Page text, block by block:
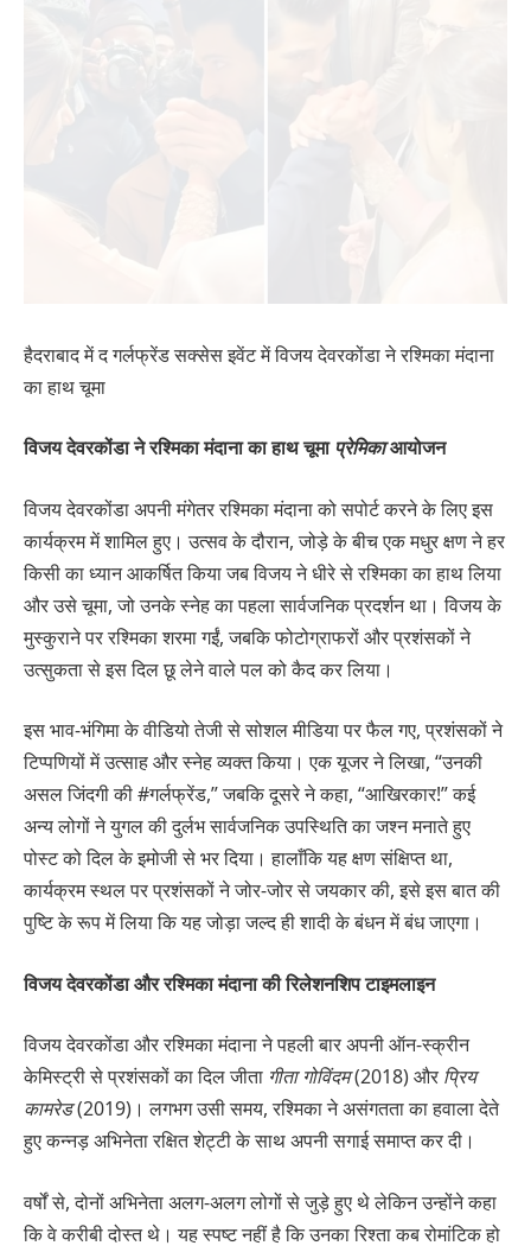
हैदराबाद में द गर्लफ्रेंड सक्सेस इवेंट में विजय देवरकोंडा ने रश्मिका मंदाना
का हाथ चूमा
विजय देवरकोंडा ने रश्मिका मंदाना का हाथ चूमा प्रेमिकाआयोजन
विजय देवरकोंडा अपनी मंगेतर रश्मिका मंदाना को सपोर्ट करने के लिए इस
कार्यक्रम में शामिल हुए। उत्सव के दौरान, जोड़े के बीच एक मधुर क्षण ने हर
किसी का ध्यान आकर्षित किया जब विजय ने धीरे से रश्मिका का हाथ लिया
और उसे चूमा, जो उनके स्नेह का पहला सार्वजनिक प्रदर्शन था। विजय के
मुस्कुराने पर रश्मिका शरमा गईं, जबकि फोटोग्राफरों और प्रशंसकों ने
उत्सुकता से इस दिल छू लेने वाले पल को कैद कर लिया।
इस भाव-भंगिमा के वीडियो तेजी से सोशल मीडिया पर फैल गए, प्रशंसकों ने
टिप्पणियों में उत्साह और स्नेह व्यक्त किया। एक यूजर ने लिखा, “उनकी
असल जिंदगी की #गर्लफ्रेंड,” जबकि दूसरे ने कहा, “आखिरकार!” कई
अन्य लोगों ने युगल की दुर्लभ सार्वजनिक उपस्थिति का जश्न मनाते हुए
पोस्ट को दिल के इमोजी से भर दिया। हालाँकि यह क्षण संक्षिप्त था,
कार्यक्रम स्थल पर प्रशंसकों ने जोर-जोर से जयकार की, इसे इस बात की
पुष्टि के रूप में लिया कि यह जोड़ा जल्द ही शादी के बंधन में बंध जाएगा।
विजय देवरकोंडा और रश्मिका मंदाना की रिलेशनशिप टाइमलाइन
विजय देवरकोंडा और रश्मिका मंदाना ने पहली बार अपनी ऑन-स्क्रीन
केमिस्ट्री से प्रशंसकों का दिल जीता गीता गोविंदम(2018) और प्रिय
कामरेड(2019)। लगभग उसी समय, रश्मिका ने असंगतता का हवाला देते
हुए कन्नड़ अभिनेता रक्षित शेट्टी के साथ अपनी सगाई समाप्त कर दी।
वर्षों से, दोनों अभिनेता अलग-अलग लोगों से जुड़े हुए थे लेकिन उन्होंने कहा
कि वे करीबी दोस्त थे। यह स्पष्ट नहीं है कि उनका रिश्ता कब रोमांटिक हो